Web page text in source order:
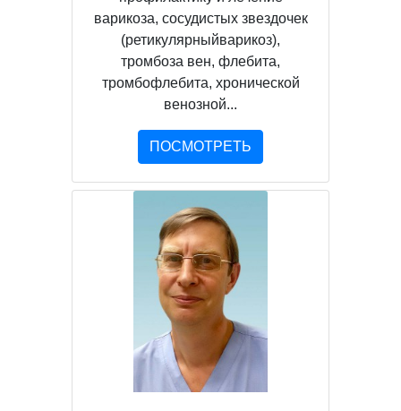
варикоза, сосудистых звездочек
(ретикулярныйварикоз),
тромбоза вен, флебита,
тромбофлебита, хронической
венозной...
ПОСМОТРЕТЬ